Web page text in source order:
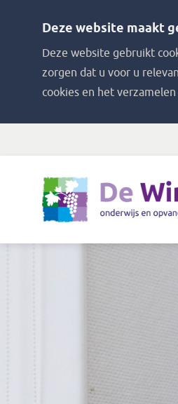
Deze website maakt
Deze website gebruikt
zorgen dat u voor u
cookies en het